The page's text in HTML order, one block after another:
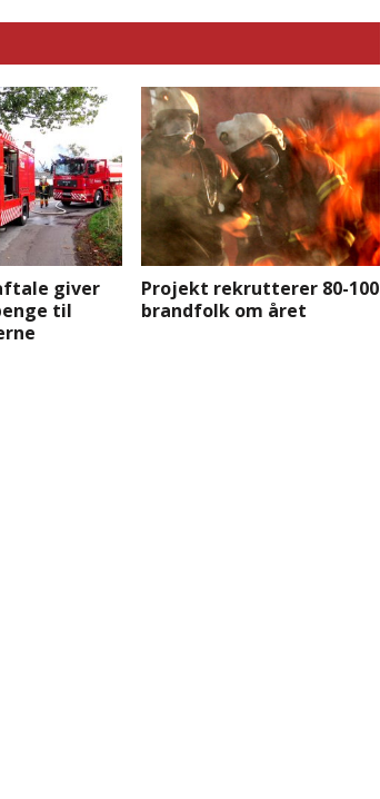
giver
til
Projekt rekrutterer 80-100
brandfolk om året